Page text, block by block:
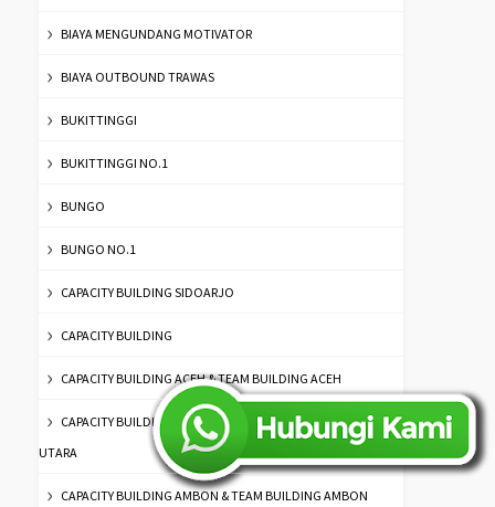
BIAYA MENGUNDANG MOTIVATOR
BIAYA OUTBOUND TRAWAS
BUKITTINGGI
BUKITTINGGI NO.1
BUNGO
BUNGO NO.1
CAPACITY BUILDING SIDOARJO
CAPACITY BUILDING
CAPACITY BUILDING ACEH & TEAM BUILDING ACEH
CAPACITY BUILDING ACEH UTARA DAN TEAM BUILDING ACEH
UTARA
CAPACITY BUILDING AMBON & TEAM BUILDING AMBON